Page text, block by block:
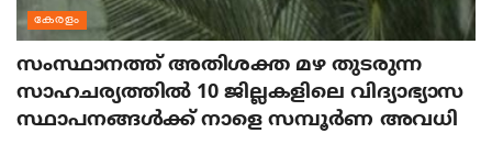
കേരളം
സംസ്ഥാനത്ത് അതിശക്ത മഴ തുടരുന്ന
സാഹചര്യത്തിൽ 10 ജില്ലകളിലെ വിദ്യാഭ്യാസ
സ്ഥാപനങ്ങൾക്ക് നാളെ സമ്പൂർണ അവധി